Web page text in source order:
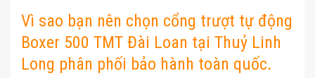
Vì sao bạn nên chọn cổng trượt tự động
Boxer 500 TMT Đài Loan tại Thuỷ Linh
Long phân phối bảo hành toàn quốc.